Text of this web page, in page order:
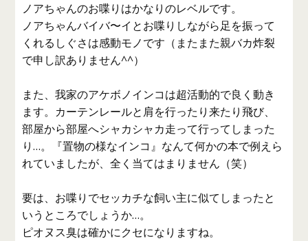
ノアちゃんのお喋りはかなりのレベルです。
ノアちゃんバイバ〜イとお喋りしながら足を振って
くれるしぐさは感動モノです（またまた親バカ炸裂
で申し訳ありません^^）
また、我家のアケボノインコは超活動的で良く動き
ます。カーテンレールと肩を行ったり来たり飛び、
部屋から部屋へシャカシャカ走って行ってしまった
り…。『置物の様なインコ』なんて何かの本で例えら
れていましたが、全く当てはまりません（笑）
要は、お喋りでセッカチな飼い主に似てしまったと
いうところでしょうか…。
ピオヌス臭は確かにクセになりますね。